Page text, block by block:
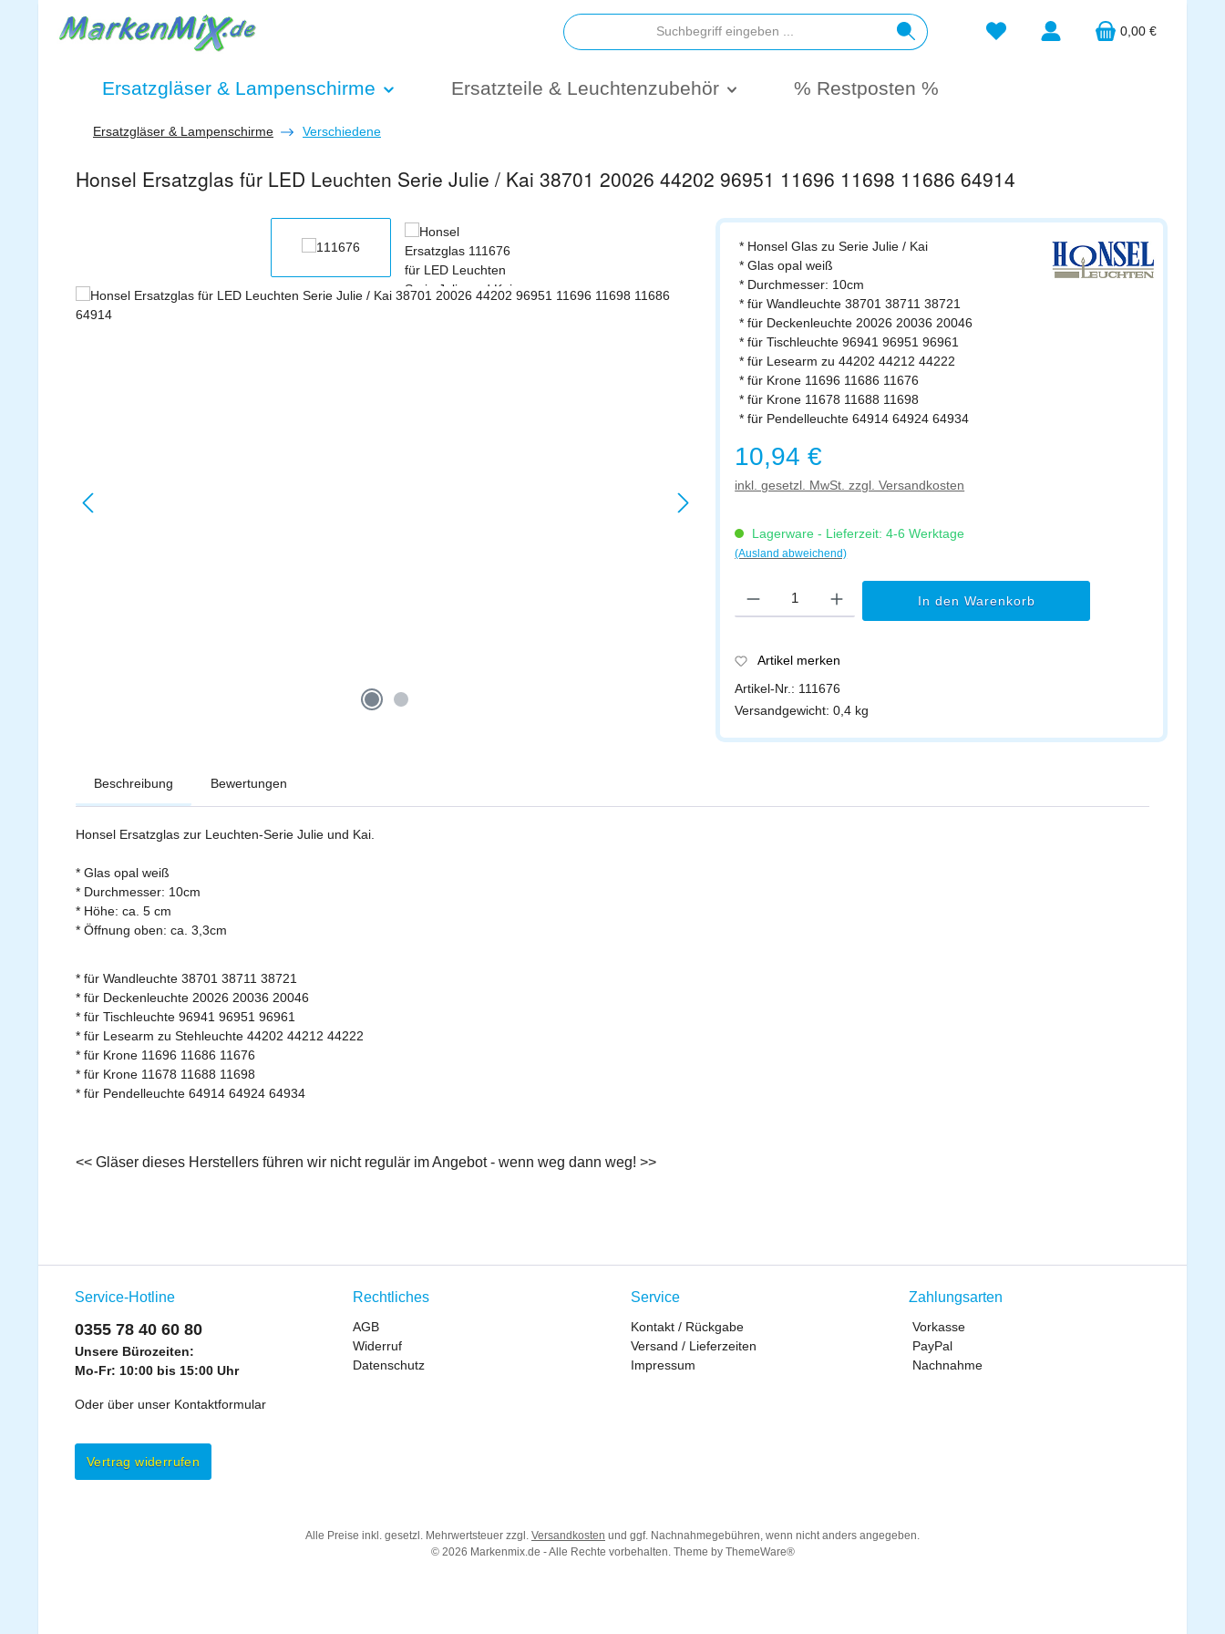
Hauptinhalt springen
Zur Suche springen
Zur Hauptnavigation springen
Du hast 0 Produkte auf dem
0,00 €
Ersatzgläser & Lampenschirme Ersatzteile & Leuchtenzubehör % Restposten %
Ersatzgläser & Lampenschirme Verschiedene
Honsel Ersatzglas für LED Leuchten Serie Julie / Kai 38701 20026 44202 96951 11696 11698 11686 64914
* Honsel Glas zu Serie Julie / Kai
* Glas opal weiß
* Durchmesser: 10cm
* für Wandleuchte 38701 38711 38721
* für Deckenleuchte 20026 20036 20046
* für Tischleuchte 96941 96951 96961
* für Lesearm zu 44202 44212 44222
* für Krone 11696 11686 11676
* für Krone 11678 11688 11698
* für Pendelleuchte 64914 64924 64934
Regulärer Preis:
10,94 €
inkl. gesetzl. MwSt. zzgl. Versandkosten
Lagerware - Lieferzeit: 4-6 Werktage
(Ausland abweichend)
In den Warenkorb
Artikel merken
Artikel-Nr.: 111676
Versandgewicht:0,4 kg
Beschreibung Bewertungen
Honsel Ersatzglas zur Leuchten-Serie Julie und Kai.
* Glas opal weiß
* Durchmesser: 10cm
* Höhe: ca. 5 cm
* Öffnung oben: ca. 3,3cm
* für Wandleuchte 38701 38711 38721
* für Deckenleuchte 20026 20036 20046
* für Tischleuchte 96941 96951 96961
* für Lesearm zu Stehleuchte 44202 44212 44222
* für Krone 11696 11686 11676
* für Krone 11678 11688 11698
* für Pendelleuchte 64914 64924 64934
<< Gläser dieses Herstellers führen wir nicht regulär im Angebot - wenn weg dann weg! >>
Service-Hotline
0355 78 40 60 80
Unsere Bürozeiten:
Mo-Fr: 10:00 bis 15:00 Uhr
Oder über unser Kontaktformular
Vertrag widerrufen
Rechtliches
AGB
Widerruf
Datenschutz
Service
Kontakt / Rückgabe
Versand / Lieferzeiten
Impressum
Zahlungsarten
Vorkasse
PayPal
Nachnahme
Alle Preise inkl. gesetzl. Mehrwertsteuer zzgl. Versandkosten und ggf. Nachnahmegebühren, wenn nicht anders angegeben.
© 2026 Markenmix.de - Alle Rechte vorbehalten. Theme by ThemeWare®